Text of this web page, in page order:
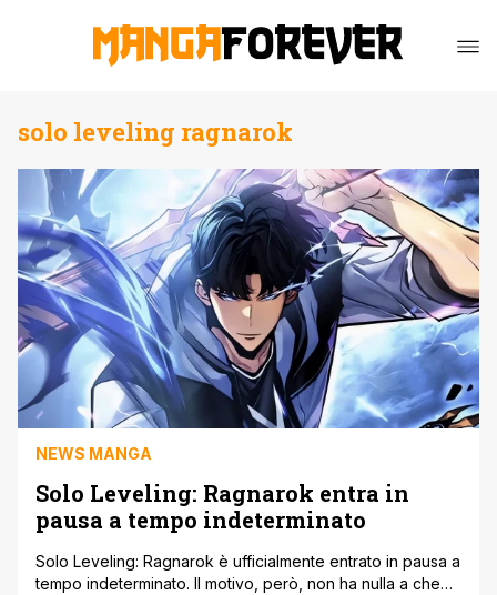
solo leveling ragnarok
NEWS MANGA
Solo Leveling: Ragnarok entra in
pausa a tempo indeterminato
Solo Leveling: Ragnarok è ufficialmente entrato in pausa a
tempo indeterminato. Il motivo, però, non ha nulla a che